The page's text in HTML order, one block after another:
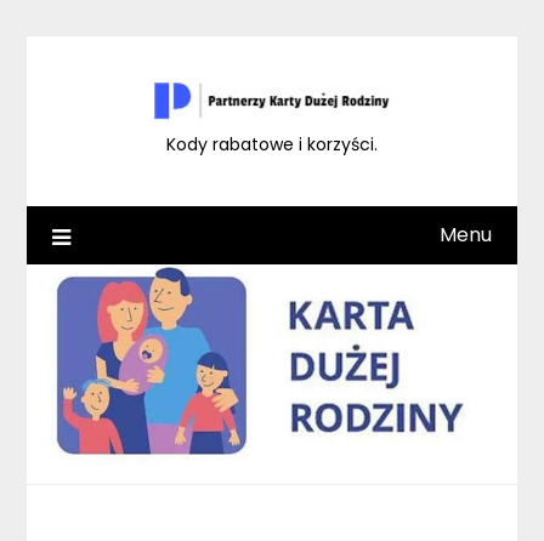
Kody rabatowe i korzyści.
Menu